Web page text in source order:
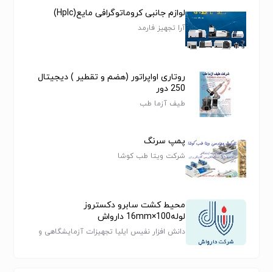
لوازم جانبی کروماتوگرافی مایع(Hplc)
آرا تجهیز فارمد
روتاری اواپراتور (هضم و تقطیر ) دیجیتال
250 دور
طیف آزما طب
پمپ سرنگ
شرکت ویتا طب کوشا
محیط کشت سابرو دکستروز
لوله100×16mm دارواش
دانش افزار نفیس ایلیا تجهیزات آزمایشگاهی و